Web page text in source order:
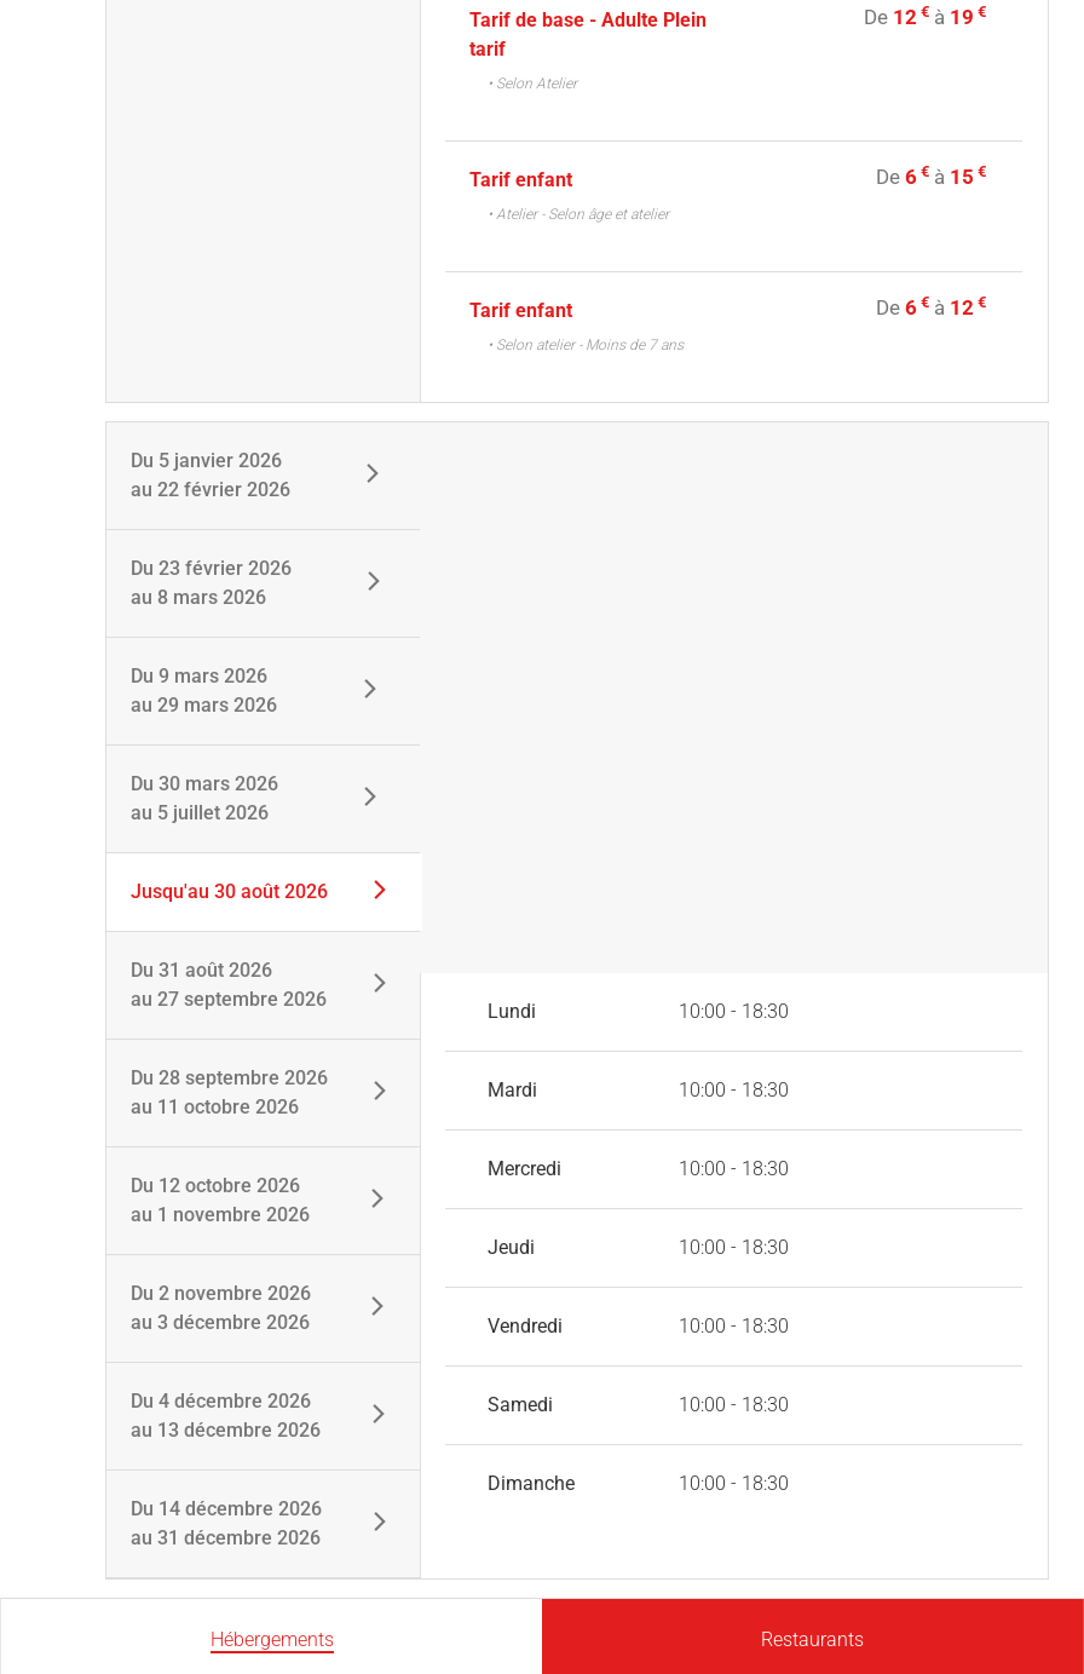
Tarif de base - Adulte Plein
tarif
De 12 € à 19 €
• Selon Atelier
Tarif enfant De6 € à 15 €
• Atelier - Selon âge et atelier
Tarif enfant De6 € à 12 €
• Selon atelier - Moins de 7 ans
Du 5 janvier 2026
au 22 février 2026
Du 23 février 2026
au 8 mars 2026
Du 9 mars 2026
au 29 mars 2026
Du 30 mars 2026
au 5 juillet 2026
Jusqu'au 30 août 2026
Du 31 août 2026
au 27 septembre 2026
Du 28 septembre 2026
au 11 octobre 2026
Du 12 octobre 2026
au 1 novembre 2026
Du 2 novembre 2026
au 3 décembre 2026
Du 4 décembre 2026
au 13 décembre 2026
Du 14 décembre 2026
au 31 décembre 2026
Lundi 10:00 - 18:30
Mardi 10:00 - 18:30
Mercredi 10:00 - 18:30
Jeudi 10:00 - 18:30
Vendredi 10:00 - 18:30
Samedi 10:00 - 18:30
Dimanche 10:00 - 18:30
Hébergements Restaurants